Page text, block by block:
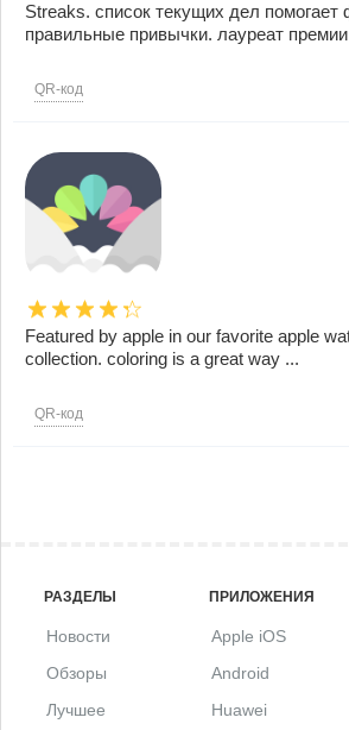
Streaks. список текущих дел помогает
правильные привычки. лауреат
QR-код
Featured by apple in our favorite apple
collection. coloring is a great way ...
QR-код
РАЗДЕЛЫ
Новости
Обзоры
Лучшее
ПРИЛОЖЕНИЯ
Apple iOS
Android
Huawei